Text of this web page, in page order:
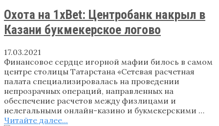
Охота на 1xBet: Центробанк накрыл в
Казани букмекерское логово
17.03.2021
Финансовое сердце игорной мафии билось в самом
центре столицы Татарстана «Сетевая расчетная
палата специализировалась на проведении
непрозрачных операций, направленных на
обеспечение расчетов между физлицами и
нелегальными онлайн-казино и букмекерскими …
Читайте далее...